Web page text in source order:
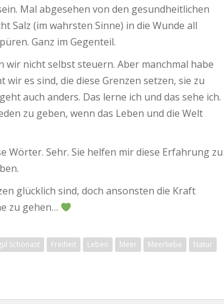
Mal abgesehen von den gesundheitlichen
Salz (im wahrsten Sinne) in die Wunde all
Ganz im Gegenteil.
wir nicht selbst steuern. Aber manchmal habe
wir es sind, die diese Grenzen setzen, sie zu
auch anders. Das lerne ich und das sehe ich.
zu geben, wenn das Leben und die Welt
Wörter. Sehr. Sie helfen mir diese Erfahrung zu
glücklich sind, doch ansonsten die Kraft
zu gehen…
Schönast Freiheit Leben Meer Meerliebe
Natur